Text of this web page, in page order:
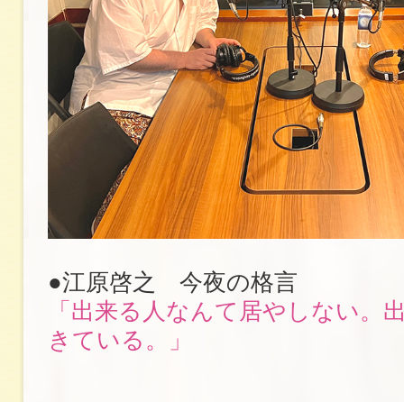
●江原啓之 今夜の格言
「出来る人なんて居やしない。
きている。」